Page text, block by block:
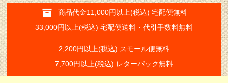
商品代金11,000円以上(税込) 宅配便無料
33,000円以上(税込) 宅配便送料・代引手数料無料
2,200円以上(税込) スモール便無料
7,700円以上(税込) レターパック無料